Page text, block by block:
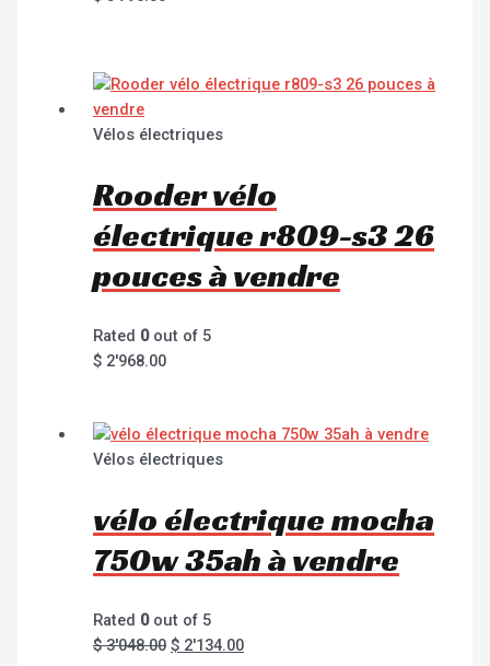
Vélos électriques
Rooder vélo
électrique r809-s3 26
pouces à vendre
Rated 0out of 5
$ 2'968.00
Vélos électriques
vélo électrique mocha
750w 35ah à vendre
Rated 0out of 5
$3'048.00 $ 2'134.00